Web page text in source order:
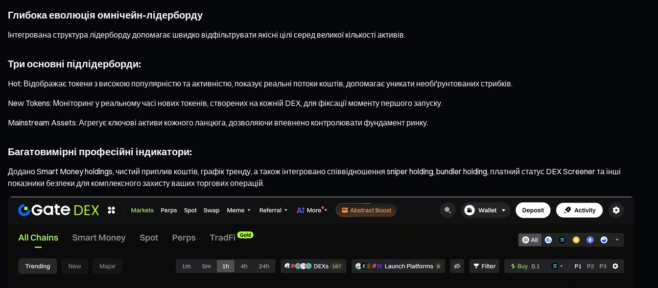
Глибока еволюція омнічейн-лідерборду
Інтегрована структура лідерборду допомагає швидко відфільтрувати якісні цілі серед великої кількості активів.
Три основні підлідерборди:
Hot: Відображає токени з високою популярністю та активністю, показує реальні потоки коштів, допомагає уникати необґрунтованих стрибків.
New Tokens: Моніторинг у реальному часі нових токенів, створених на кожній DEX, для фіксації моменту першого запуску.
Mainstream Assets: Агрегує ключові активи кожного ланцюга, дозволяючи впевнено контролювати фундамент ринку.
Багатовимірні професійні індикатори:
Додано Smart Money holdings, чистий приплив коштів, графік тренду, а також інтегровано співвідношення sniper holding, bundler holding, платний статус DEX Screener та інші
показники безпеки для комплексного захисту ваших торгових операцій.